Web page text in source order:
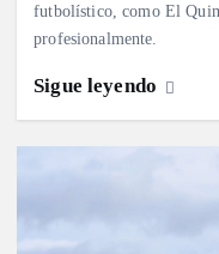
futbolístico, como El
profesionalmente.
Sigue leyendo